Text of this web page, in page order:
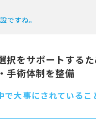
ですね。
択をサポートするた
手術体制を整備
で大事にされているこ